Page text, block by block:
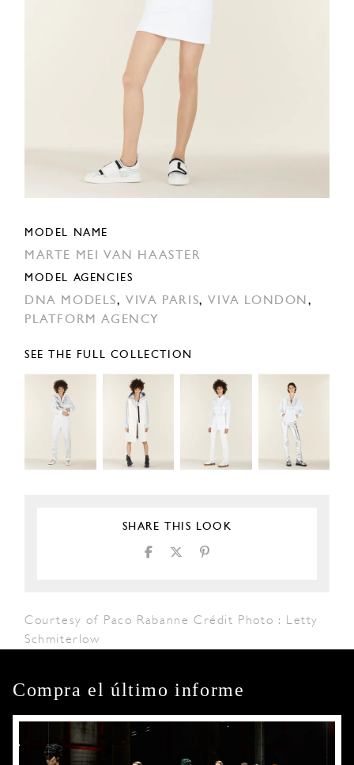
MODEL NAME
MARTE MEI VAN HAASTER
MODEL AGENCIES
DNA MODELS,VIVA PARIS,VIVA LONDON,
PLATFORM AGENCY
SEE THE FULL COLLECTION
SHARE THIS LOOK
Courtesy of Paco Rabanne Crédit Photo : Letty
Schmiterlow
Compra el último informe